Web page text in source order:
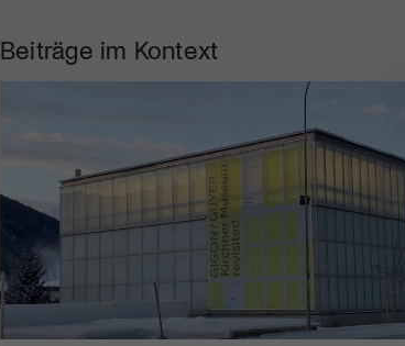
Beiträge im Kontext